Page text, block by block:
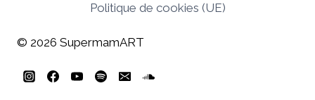
Politique de cookies (UE)
© 2026 SupermamART